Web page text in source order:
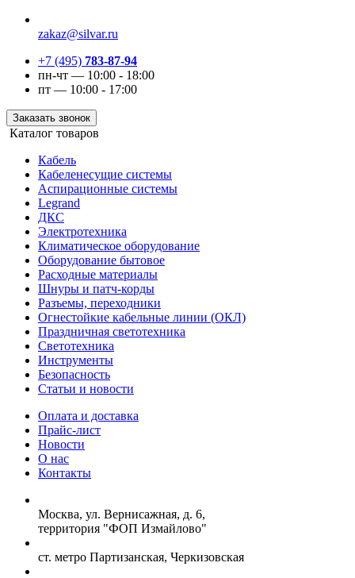
zakaz@silvar.ru
+7 (495) 783-87-94
пн-чт — 10:00 - 18:00
пт — 10:00 - 17:00
Заказать звонок
Каталог товаров
Кабель
Кабеленесущие системы
Аспирационные системы
Legrand
ДКС
Электротехника
Климатическое оборудование
Оборудование бытовое
Расходные материалы
Шнуры и патч-корды
Разъемы, переходники
Огнестойкие кабельные линии (ОКЛ)
Праздничная светотехника
Светотехника
Инструменты
Безопасность
Статьи и новости
Оплата и доставка
Прайс-лист
Новости
О нас
Контакты
Москва, ул. Вернисажная, д. 6,
территория "ФОП Измайлово"
ст. метро Партизанская, Черкизовская